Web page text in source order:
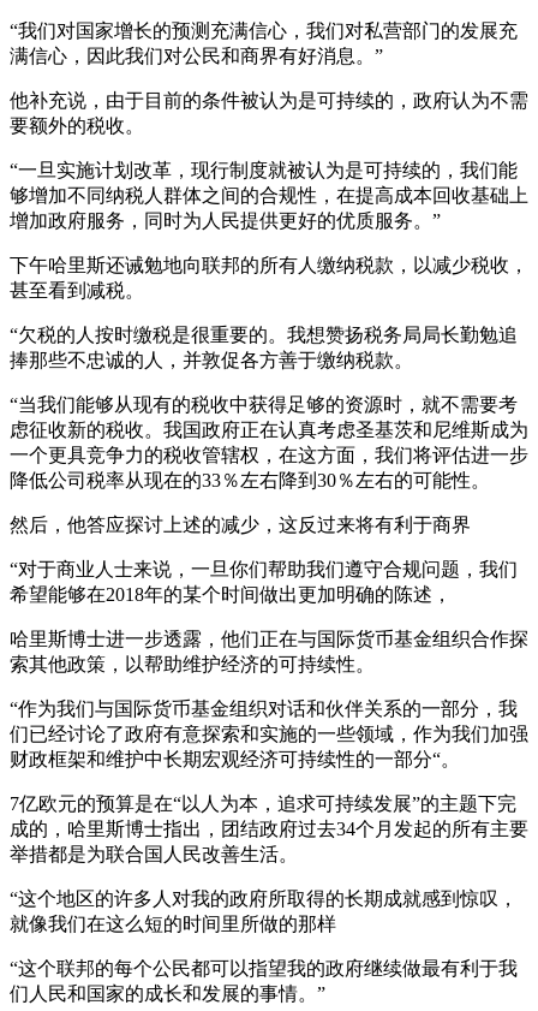
“我们对国家增长的预测充满信心，我们对私营部门的发展充
满信心，因此我们对公民和商界有好消息。”
他补充说，由于目前的条件被认为是可持续的，政府认为不需
要额外的税收。
“一旦实施计划改革，现行制度就被认为是可持续的，我们能
够增加不同纳税人群体之间的合规性，在提高成本回收基础上
增加政府服务，同时为人民提供更好的优质服务。”
下午哈里斯还诫勉地向联邦的所有人缴纳税款，以减少税收，
甚至看到减税。
“欠税的人按时缴税是很重要的。我想赞扬税务局局长勤勉追
捧那些不忠诚的人，并敦促各方善于缴纳税款。
“当我们能够从现有的税收中获得足够的资源时，就不需要考
虑征收新的税收。我国政府正在认真考虑圣基茨和尼维斯成为
一个更具竞争力的税收管辖权，在这方面，我们将评估进一步
降低公司税率从现在的33％左右降到30％左右的可能性。
然后，他答应探讨上述的减少，这反过来将有利于商界
“对于商业人士来说，一旦你们帮助我们遵守合规问题，我们
希望能够在2018年的某个时间做出更加明确的陈述，
哈里斯博士进一步透露，他们正在与国际货币基金组织合作探
索其他政策，以帮助维护经济的可持续性。
“作为我们与国际货币基金组织对话和伙伴关系的一部分，我
们已经讨论了政府有意探索和实施的一些领域，作为我们加强
财政框架和维护中长期宏观经济可持续性的一部分“。
7亿欧元的预算是在“以人为本，追求可持续发展”的主题下完
成的，哈里斯博士指出，团结政府过去34个月发起的所有主要
举措都是为联合国人民改善生活。
“这个地区的许多人对我的政府所取得的长期成就感到惊叹，
就像我们在这么短的时间里所做的那样
“这个联邦的每个公民都可以指望我的政府继续做最有利于我
们人民和国家的成长和发展的事情。”